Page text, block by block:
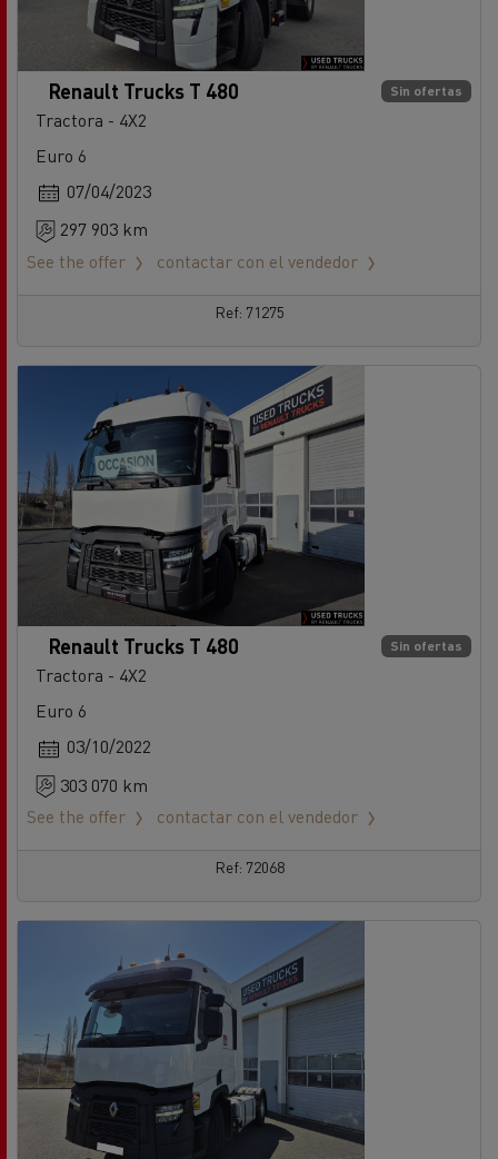
Sin ofertas
Renault Trucks T 480
Tractora - 4X2
Euro 6
07/04/2023
297 903 km
See the offer
contactar con el vendedor
Ref: 71275
Sin ofertas
Renault Trucks T 480
Tractora - 4X2
Euro 6
03/10/2022
303 070 km
See the offer
contactar con el vendedor
Ref: 72068